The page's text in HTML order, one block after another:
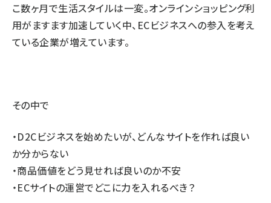
こ数ヶ月で生活スタイルは一変。オンラインショッピング利
用がますます加速していく中、ECビジネスへの参入を考え
ている企業が増えています。
その中で
・D2Cビジネスを始めたいが、どんなサイトを作れば良い
か分からない
・商品価値をどう見せれば良いのか不安
・ECサイトの運営でどこに力を入れるべき？